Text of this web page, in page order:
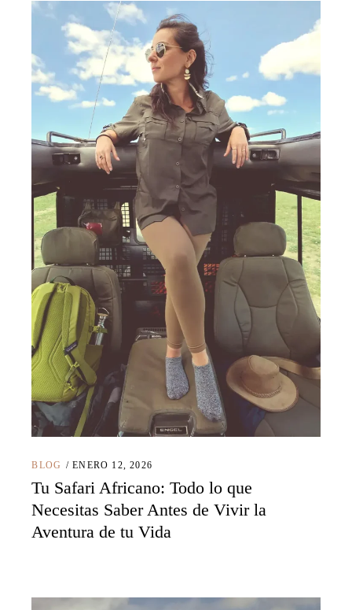
BLOG ENERO 12, 2026
Tu Safari Africano: Todo lo que
Necesitas Saber Antes de Vivir la
Aventura de tu Vida